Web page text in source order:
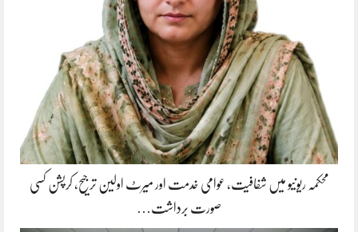
محکمہ ریونیو میں شفافیت، عوامی خدمت اور میرٹ اولین ترجیح، کرپشن کسی
صورت برداشت…